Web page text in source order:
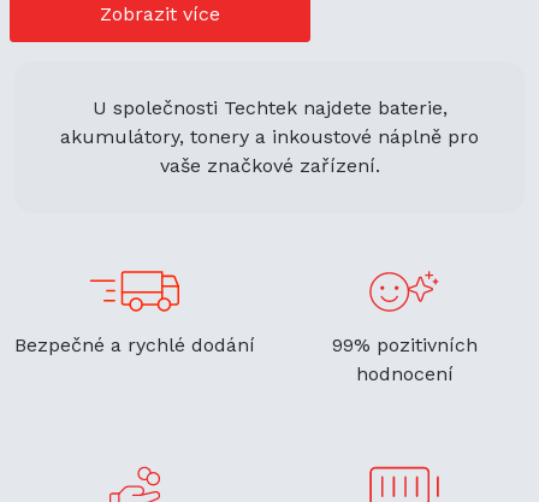
navíc podporuje ekologickou udržitelnost a zaručuje
flexibilitu.
Zobrazit více
U společnosti Techtek najdete baterie,
akumulátory, tonery a inkoustové náplně pro
vaše značkové zařízení.
Bezpečné a rychlé dodání
99% pozitivních
hodnocení